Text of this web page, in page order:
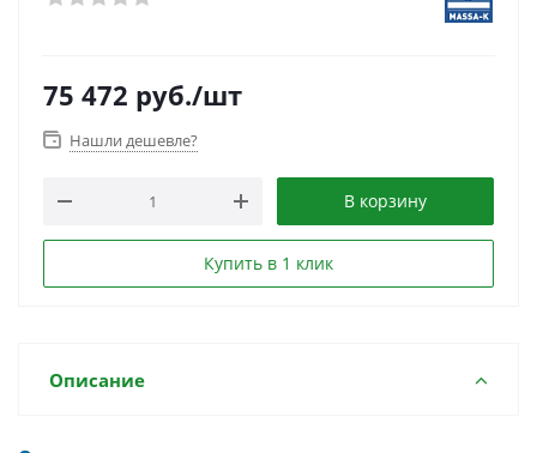
75 472 руб./шт
Нашли дешевле?
В корзину
Купить в 1 клик
Описание